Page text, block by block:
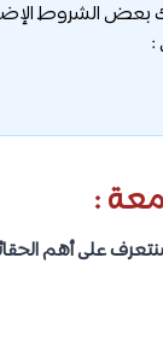
بعض الشروط
:
: